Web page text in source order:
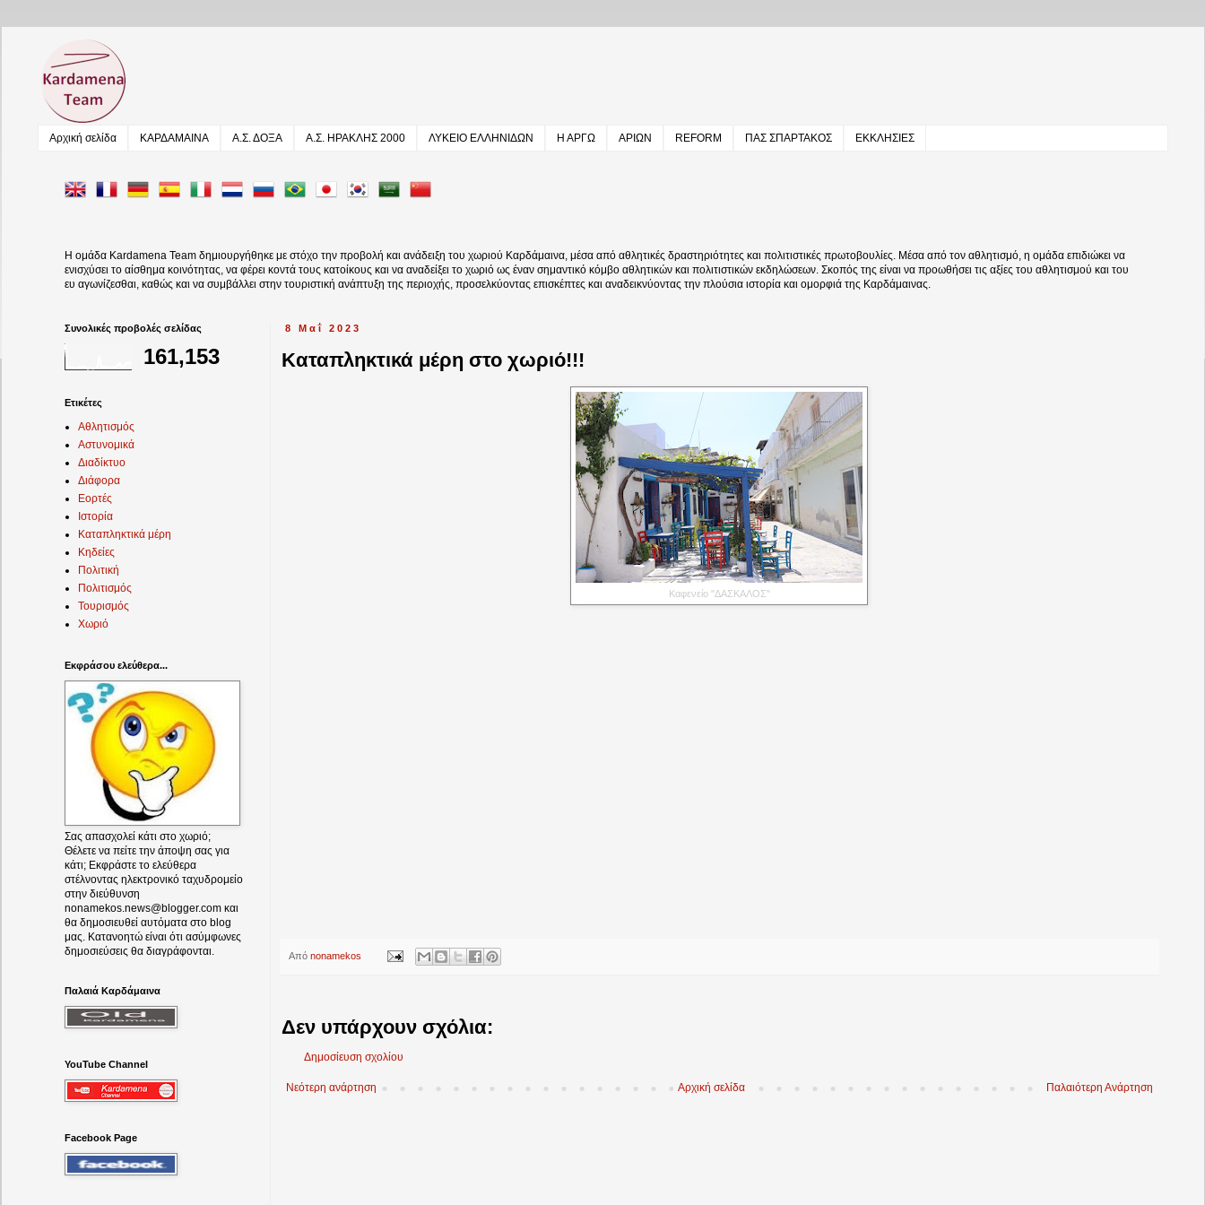
Αρχική σελίδα ΚΑΡΔΑΜΑΙΝΑ Α.Σ. ΔΟΞΑ Α.Σ. ΗΡΑΚΛΗΣ 2000 ΛΥΚΕΙΟ ΕΛΛΗΝΙΔΩΝ Η ΑΡΓΩ ΑΡΙΩΝ REFORM ΠΑΣ ΣΠΑΡΤΑΚΟΣ ΕΚΚΛΗΣΙΕΣ
Η ομάδα Kardamena Team δημιουργήθηκε με στόχο την προβολή και ανάδειξη του χωριού Καρδάμαινα, μέσα από αθλητικές δραστηριότητες και πολιτιστικές πρωτοβουλίες. Μέσα από τον αθλητισμό, η ομάδα επιδιώκει να
ενισχύσει το αίσθημα κοινότητας, να φέρει κοντά τους κατοίκους και να αναδείξει το χωριό ως έναν σημαντικό κόμβο αθλητικών και πολιτιστικών εκδηλώσεων. Σκοπός της είναι να προωθήσει τις αξίες του αθλητισμού και του
ευ αγωνίζεσθαι, καθώς και να συμβάλλει στην τουριστική ανάπτυξη της περιοχής, προσελκύοντας επισκέπτες και αναδεικνύοντας την πλούσια ιστορία και ομορφιά της Καρδάμαινας.
8 Μαΐ 2023
Kαταπληκτικά μέρη στο χωριό!!!
Καφενείο "ΔΑΣΚΑΛΟΣ"
Από nonamekos
Δεν υπάρχουν σχόλια:
Δημοσίευση σχολίου
Νεότερη ανάρτηση Παλαιότερη Ανάρτηση
Αρχική σελίδα
Συνολικές προβολές σελίδας
161,153
Ετικέτες
Αθλητισμός
Αστυνομικά
Διαδίκτυο
Διάφορα
Εορτές
Ιστορία
Καταπληκτικά μέρη
Κηδείες
Πολιτική
Πολιτισμός
Τουρισμός
Χωριό
Εκφράσου ελεύθερα...
Σας απασχολεί κάτι στο χωριό;
Θέλετε να πείτε την άποψη σας για
κάτι; Εκφράστε το ελεύθερα
στέλνοντας ηλεκτρονικό ταχυδρομείο
στην διεύθυνση
nonamekos.news@blogger.com και
θα δημοσιευθεί αυτόματα στο blog
μας. Κατανοητώ είναι ότι ασύμφωνες
δημοσιεύσεις θα διαγράφονται.
Παλαιά Καρδάμαινα
YouTube Channel
Facebook Page